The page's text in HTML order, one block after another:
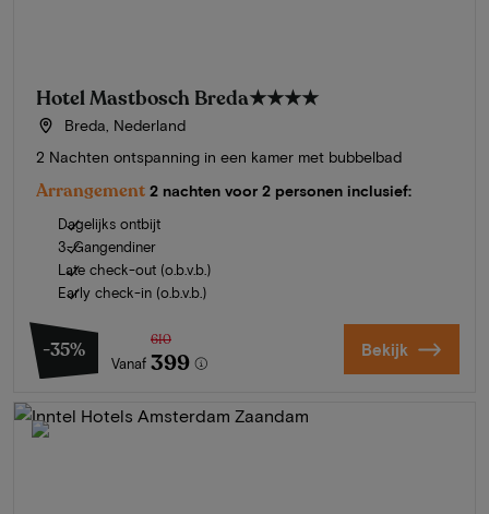
Hotel Mastbosch Breda★★★★
Breda, Nederland
2 Nachten ontspanning in een kamer met bubbelbad
Arrangement 2 nachten voor 2 personen inclusief:
Dagelijks ontbijt
3-Gangendiner
Late check-out (o.b.v.b.)
Early check-in (o.b.v.b.)
-35%
Vanaf
610
399 Bekijk